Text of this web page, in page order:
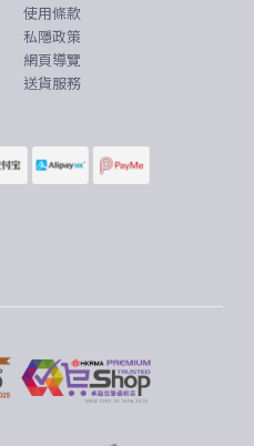
使用條款
私隱政策
網頁導覽
送貨服務